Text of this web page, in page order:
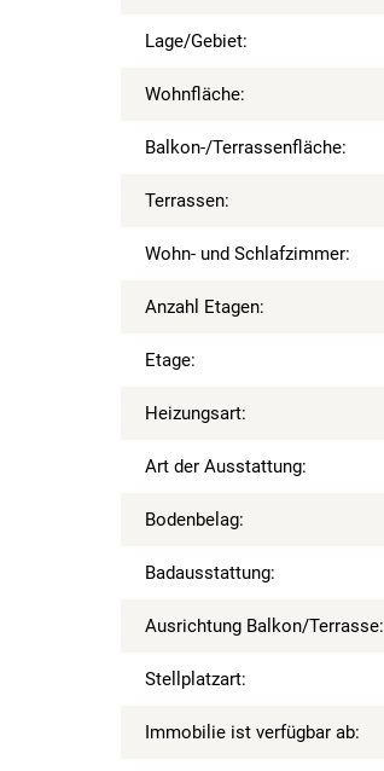
Lage/Gebiet:
Wohnfläche:
Balkon-/Terrassenfläche:
Terrassen:
Wohn- und Schlafzimmer:
Anzahl Etagen:
Etage:
Heizungsart:
Art der Ausstattung:
Bodenbelag:
Badausstattung:
Ausrichtung Balkon/Terrasse:
Stellplatzart:
Immobilie ist verfügbar ab: